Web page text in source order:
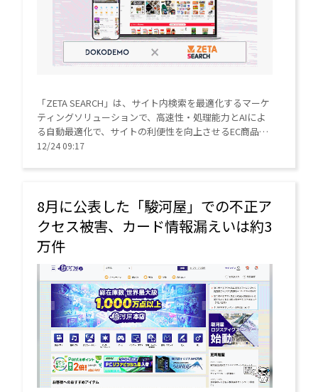
「ZETA SEARCH」は、サイト内検索を最適化するマーケ
ティングソリューションで、高速性・処理能力とAIによ
る自動最適化で、サイトの利便性を向上させるEC商品検
索・サイト内検索エンジン。キーワード入力時のサジェ
12/24 09:17
8月に公表した「駿河屋」での不正ア
クセス被害、カード情報漏えいは約3
万件